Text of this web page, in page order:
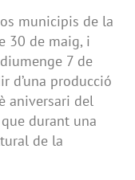
municipis de la
30 de maig, i
7 de
d’una producció
aniversari del
durant una
de la